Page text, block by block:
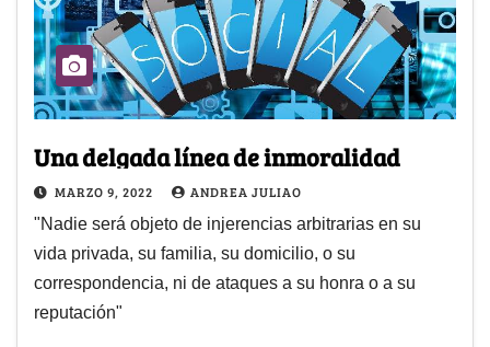
Una delgada línea de inmoralidad
MARZO 9, 2022 ANDREA JULIAO
"Nadie será objeto de injerencias arbitrarias en su
vida privada, su familia, su domicilio, o su
correspondencia, ni de ataques a su honra o a su
reputación"